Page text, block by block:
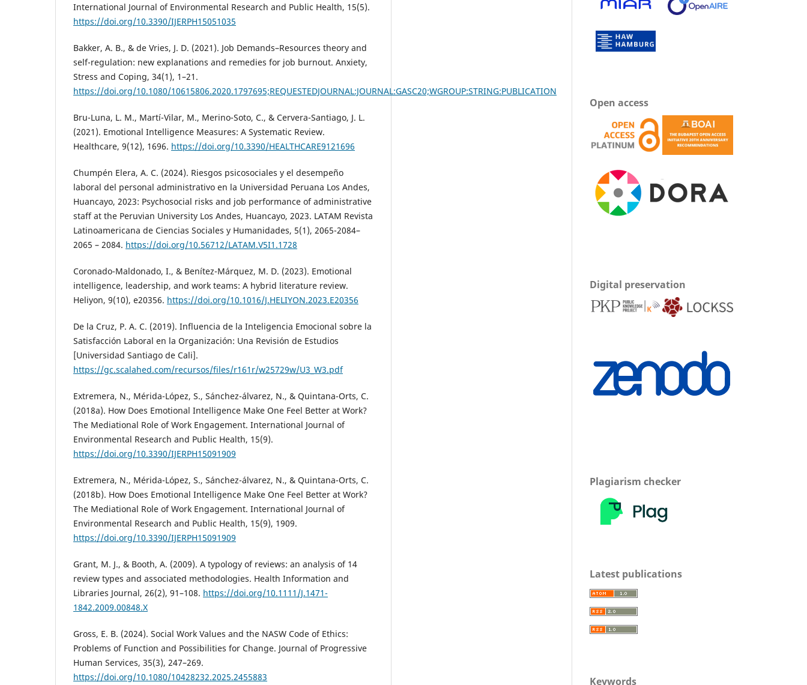
International Journal of Environmental Research and Public Health, 15(5).
https://doi.org/10.3390/IJERPH15051035
Bakker, A. B., & de Vries, J. D. (2021). Job Demands–Resources theory and
self-regulation: new explanations and remedies for job burnout. Anxiety,
Stress and Coping, 34(1), 1–21.
https://doi.org/10.1080/10615806.2020.1797695;REQUESTEDJOURNAL:JOURNAL:GASC20;WGROUP:STRING:PUBLICATION
Bru-Luna, L. M., Martí-Vilar, M., Merino-Soto, C., & Cervera-Santiago, J. L.
(2021). Emotional Intelligence Measures: A Systematic Review.
Healthcare, 9(12), 1696. https://doi.org/10.3390/HEALTHCARE9121696
Chumpén Elera, A. C. (2024). Riesgos psicosociales y el desempeño
laboral del personal administrativo en la Universidad Peruana Los Andes,
Huancayo, 2023: Psychosocial risks and job performance of administrative
staff at the Peruvian University Los Andes, Huancayo, 2023. LATAM Revista
Latinoamericana de Ciencias Sociales y Humanidades, 5(1), 2065-2084–
2065 – 2084. https://doi.org/10.56712/LATAM.V5I1.1728
Coronado-Maldonado, I., & Benítez-Márquez, M. D. (2023). Emotional
intelligence, leadership, and work teams: A hybrid literature review.
Heliyon, 9(10), e20356. https://doi.org/10.1016/J.HELIYON.2023.E20356
De la Cruz, P. A. C. (2019). Influencia de la Inteligencia Emocional sobre la
Satisfacción Laboral en la Organización: Una Revisión de Estudios
[Universidad Santiago de Cali].
https://gc.scalahed.com/recursos/files/r161r/w25729w/U3_W3.pdf
Extremera, N., Mérida-López, S., Sánchez-álvarez, N., & Quintana-Orts, C.
(2018a). How Does Emotional Intelligence Make One Feel Better at Work?
The Mediational Role of Work Engagement. International Journal of
Environmental Research and Public Health, 15(9).
https://doi.org/10.3390/IJERPH15091909
Extremera, N., Mérida-López, S., Sánchez-álvarez, N., & Quintana-Orts, C.
(2018b). How Does Emotional Intelligence Make One Feel Better at Work?
The Mediational Role of Work Engagement. International Journal of
Environmental Research and Public Health, 15(9), 1909.
https://doi.org/10.3390/IJERPH15091909
Grant, M. J., & Booth, A. (2009). A typology of reviews: an analysis of 14
review types and associated methodologies. Health Information and
Libraries Journal, 26(2), 91–108. https://doi.org/10.1111/J.1471-
1842.2009.00848.X
Gross, E. B. (2024). Social Work Values and the NASW Code of Ethics:
Problems of Function and Possibilities for Change. Journal of Progressive
Human Services, 35(3), 247–269.
https://doi.org/10.1080/10428232.2025.2455883
Open access
Digital preservation
Plagiarism checker
Latest publications
Keywords